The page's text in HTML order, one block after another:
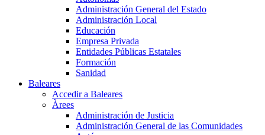
Administración General del Estado
Administración Local
Educación
Empresa Privada
Entidades Públicas Estatales
Formación
Sanidad
Baleares
Accedir a Baleares
Àrees
Administración de Justicia
Administración General de las Comunidades